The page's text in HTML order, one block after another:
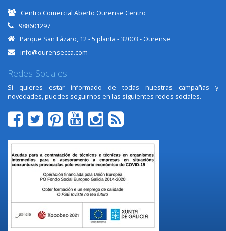
Centro Comercial Aberto Ourense Centro
988601297
Parque San Lázaro, 12 - 5 planta - 32003 - Ourense
info@ourensecca.com
Redes Sociales
Si quieres estar informado de todas nuestras campañas y
novedades, puedes seguirnos en las siguientes redes sociales.